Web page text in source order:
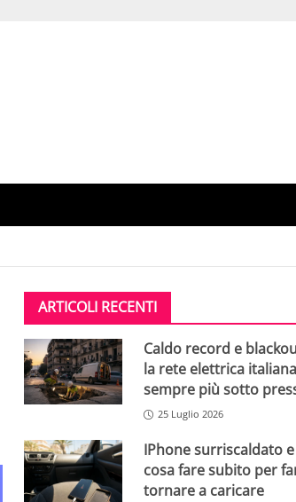
ARTICOLI RECENTI
Caldo record e
la rete elettrica
sempre più sotto
25 Luglio 2026
IPhone surriscaldato
cosa fare subito per
tornare a caricare